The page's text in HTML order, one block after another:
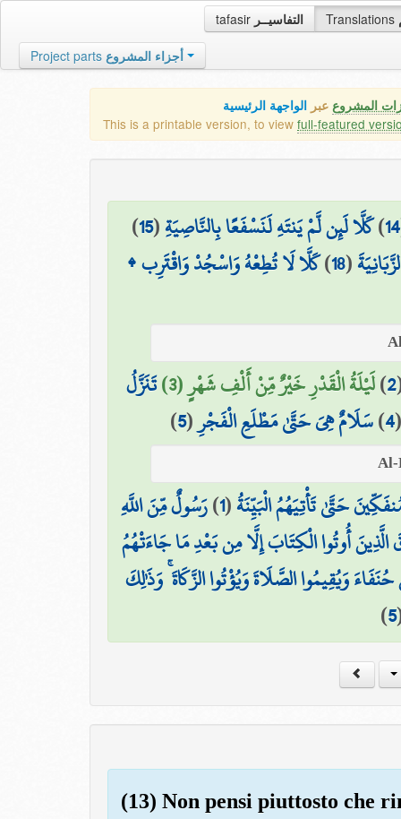
tafasir التفاسيــر Translations
Project parts أجزاء المشروع
المشروع عبر الواجهة الرئيسية
This is a printable version, to view full-featured
14
)كَلَّا لَئِن لَّمْ يَنتَهِ لَنَسْفَعًا بِالنَّاصِيَةِ(
15
)
(
18
)كَلَّا لَا تُطِعْهُ وَاسْجُدْ وَاقْتَرِب ۩
2
)لَيْلَةُ الْقَدْرِ خَيْرٌ مِّنْ أَلْفِ شَهْرٍ (3) تَنَزَّلُ
4
)سَلَامٌ هِيَ حَتَّىٰ مَطْلَعِ الْفَجْرِ(
5
)
حَتَّىٰ تَأْتِيَهُمُ الْبَيِّنَةُ(
1
)رَسُولٌ مِّنَ اللَّهِ
الَّذِينَ أُوتُوا الْكِتَابَ إِلَّا مِن بَعْدِ مَا جَاءَتْهُمُ
وَيُقِيمُوا الصَّلَاةَ وَيُؤْتُوا الزَّكَاةَ ۚ وَذَٰلِكَ
5
)
(13) Non pensi piuttosto che